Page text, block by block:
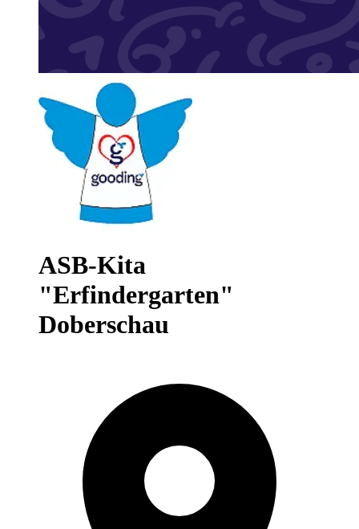
ASB-Kita
"Erfindergarten"
Doberschau